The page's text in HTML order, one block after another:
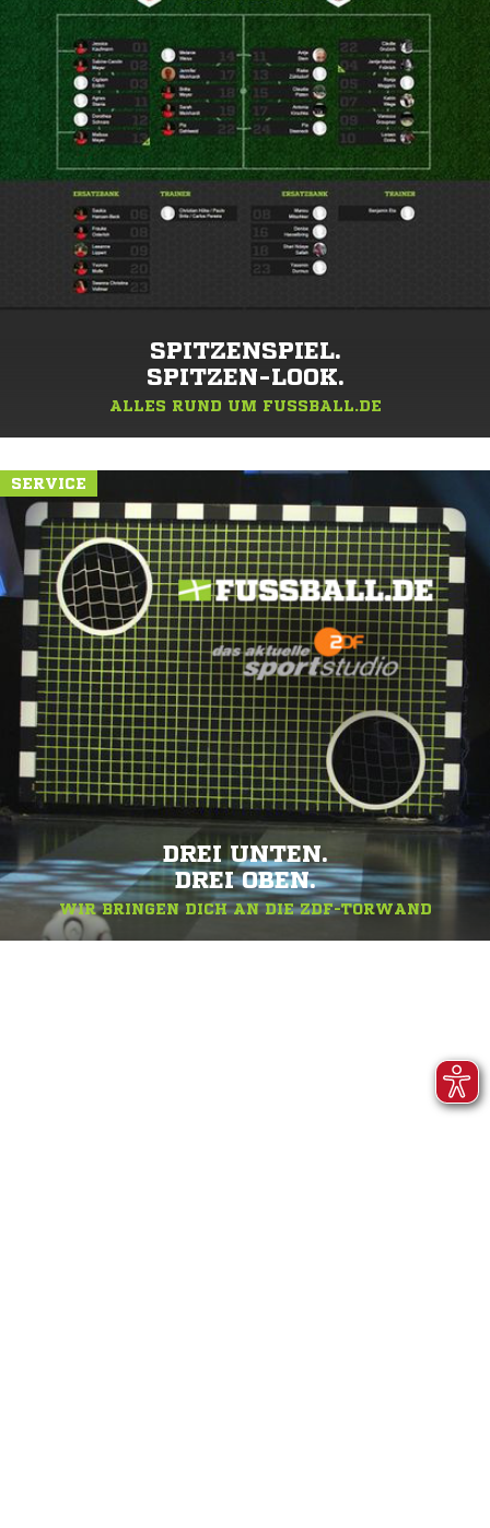
SPITZENSPIEL.
SPITZEN-LOOK.
ALLES RUND UM FUSSBALL.DE
SERVICE
DREI UNTEN.
DREI OBEN.
WIR BRINGEN DICH AN DIE ZDF-TORWAND